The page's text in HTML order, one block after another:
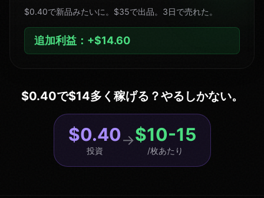
$0.40で新品みたいに。$35で出品。3日で売れた。
追加利益：+$14.60
$0.40で$14多く稼げる？やるしかない。
$0.40
投資
→$10-15
/枚あたり